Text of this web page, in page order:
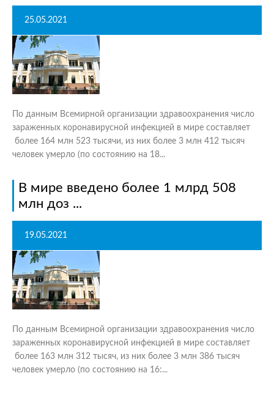
25.05.2021
По данным Всемирной организации здравоохранения число
зараженных коронавирусной инфекцией в мире составляет
более 164 млн 523 тысячи, из них более 3 млн 412 тысяч
человек умерло (по состоянию на 18...
В мире введено более 1 млрд 508
млн доз ...
19.05.2021
По данным Всемирной организации здравоохранения число
зараженных коронавирусной инфекцией в мире составляет
более 163 млн 312 тысяч, из них более 3 млн 386 тысяч
человек умерло (по состоянию на 16:...